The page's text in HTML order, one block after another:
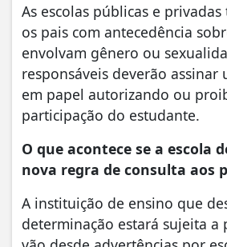
As escolas públicas e
os pais com antecedência
envolvam gênero ou
responsáveis deverão assinar
em papel autorizando ou
participação do estudante.
O que acontece se a escola
nova regra de consulta aos
A instituição de ensino que
determinação estará sujeita a